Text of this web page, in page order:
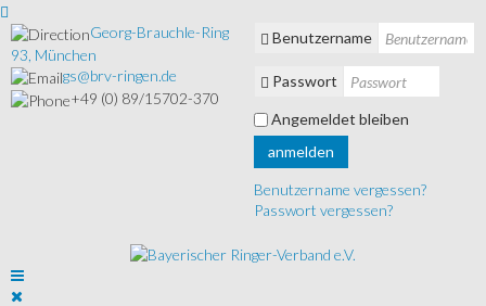
Georg-Brauchle-Ring
93, München
gs@brv-ringen.de
+49 (0) 89/15702-370
Benutzername
Passwort
Angemeldet bleiben
anmelden
Benutzername vergessen?
Passwort vergessen?